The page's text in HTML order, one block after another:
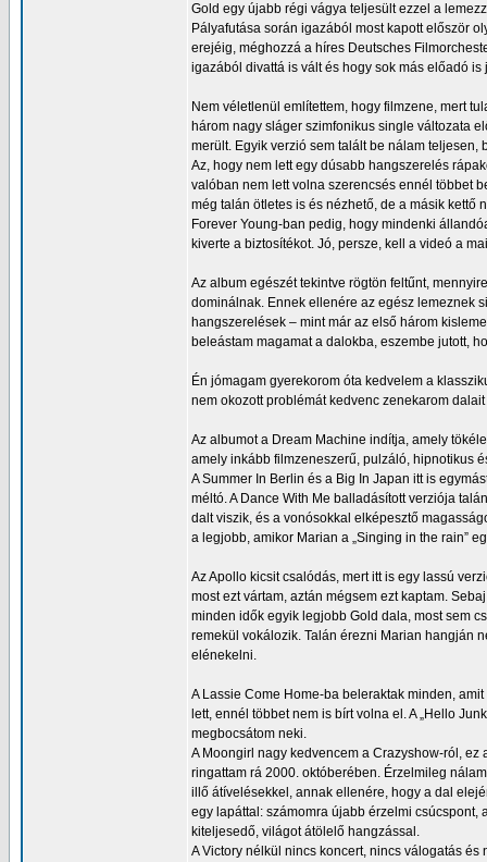
Gold egy újabb régi vágya teljesült ezzel a
Pályafutása során igazából most kapott először
erejéig, méghozzá a híres Deutsches
igazából divattá is vált és hogy sok más előadó
Nem véletlenül említettem, hogy filmzene, mert
három nagy sláger szimfonikus single változata
merült. Egyik verzió sem talált be nálam
Az, hogy nem lett egy dúsabb hangszerelés
valóban nem lett volna szerencsés ennél többet
még talán ötletes is és nézhető, de a másik kettő
Forever Young-ban pedig, hogy mindenki
kiverte a biztosítékot. Jó, persze, kell a videó a
Az album egészét tekintve rögtön feltűnt,
dominálnak. Ennek ellenére az egész lemeznek
hangszerelések – mint már az első három
beleástam magamat a dalokba, eszembe jutott,
Én jómagam gyerekorom óta kedvelem a
nem okozott problémát kedvenc zenekarom
Az albumot a Dream Machine indítja, amely
amely inkább filmzeneszerű, pulzáló, hipnotikus
A Summer In Berlin és a Big In Japan itt is
méltó. A Dance With Me balladásított verziója
dalt viszik, és a vonósokkal elképesztő
a legjobb, amikor Marian a „Singing in the rain”
Az Apollo kicsit csalódás, mert itt is egy lassú
most ezt vártam, aztán mégsem ezt kaptam.
minden idők egyik legjobb Gold dala, most sem
remekül vokálozik. Talán érezni Marian hangján
elénekelni.
A Lassie Come Home-ba beleraktak minden,
lett, ennél többet nem is bírt volna el. A „Hello
megbocsátom neki.
A Moongirl nagy kedvencem a Crazyshow-ról,
ringattam rá 2000. októberében. Érzelmileg
illő átívelésekkel, annak ellenére, hogy a dal
egy lapáttal: számomra újabb érzelmi
kiteljesedő, világot átölelő hangzással.
A Victory nélkül nincs koncert, nincs válogatás